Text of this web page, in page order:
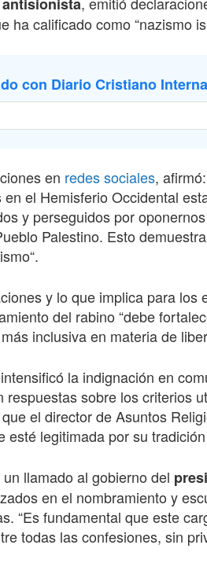
ha calificado como “nazismo
con Diario Cristiano
en redes sociales,
el Hemisferio Occidental
y perseguidos por
Palestino. Esto
y lo que implica para los
del rabino “debe
inclusiva en materia de
la indignación en
respuestas sobre los criterios
el director de Asuntos
esté legitimada por su
llamado al gobierno del
en el nombramiento y
“Es fundamental que este
todas las confesiones, sin